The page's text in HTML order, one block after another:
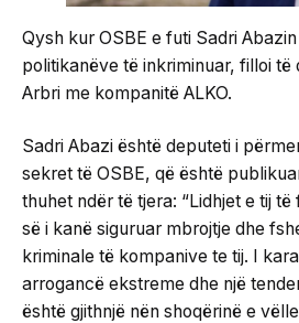
Qysh kur OSBE e futi Sadri
politikanëve të inkriminuar, filloi të
Arbri me kompanitë ALKO.
Sadri Abazi është deputeti i
sekret të OSBE, që është
thuhet ndër të tjera: “Lidhjet e tij
së i kanë siguruar mbrojtje dhe
kriminale të kompanive te tij. I
arrogancë ekstreme dhe një
është gjithnjë nën shoqërinë e